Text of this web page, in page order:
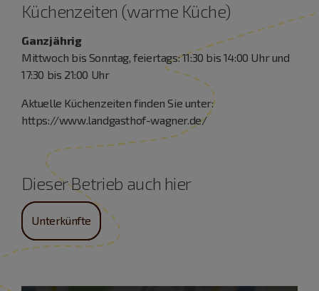
Küchenzeiten (warme Küche)
Ganzjährig
Mittwoch bis Sonntag, feiertags: 11:30 bis 14:00 Uhr und
17:30 bis 21:00 Uhr
Aktuelle Küchenzeiten finden Sie unter:
https://www.landgasthof-wagner.de/
Dieser Betrieb auch hier
Unterkünfte